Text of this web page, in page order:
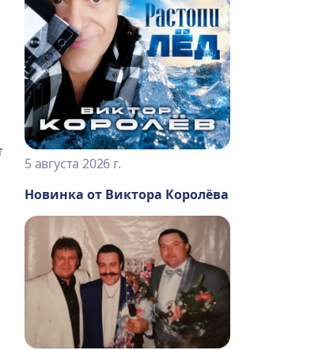
5 августа 2026 г.
Новинка от Виктора Королёва